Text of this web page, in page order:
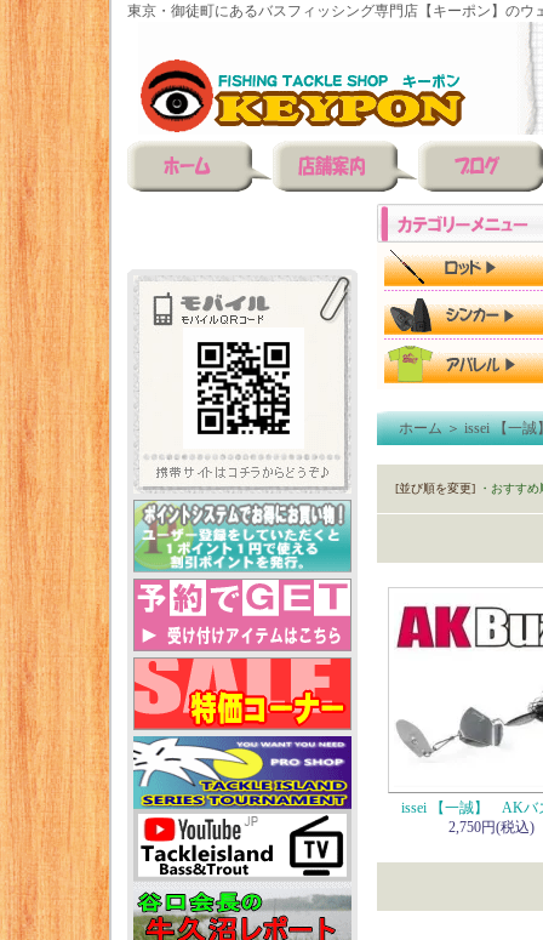
東京・御徒町にあるバスフィッシング専門店【キーポン】のウ
ホーム＞issei 【一誠
[並び順を変更] ・おすすめ
issei 【一誠】 AKバ
2,750円(税込)